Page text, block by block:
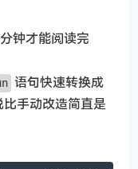
钟才能阅读完
语句快速转换成
手动改造简直是